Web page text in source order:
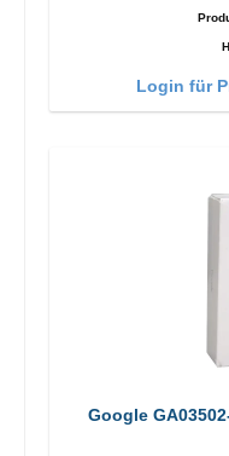
Login für
Google